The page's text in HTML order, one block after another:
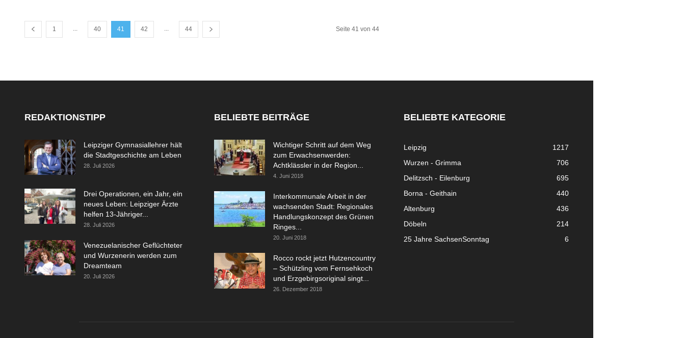
1 ... 40 41 42 ... 44 Seite 41 von 44
REDAKTIONSTIPP
Leipziger Gymnasiallehrer hält
die Stadtgeschichte am Leben
28. Juli 2026
Drei Operationen, ein Jahr, ein
neues Leben: Leipziger Ärzte
helfen 13-Jähriger...
28. Juli 2026
Venezuelanischer Geflüchteter
und Wurzenerin werden zum
Dreamteam
20. Juli 2026
BELIEBTE BEITRÄGE
Wichtiger Schritt auf dem Weg
zum Erwachsenwerden:
Achtklässler in der Region...
4. Juni 2018
Interkommunale Arbeit in der
wachsenden Stadt: Regionales
Handlungskonzept des Grünen
Ringes...
20. Juni 2018
Rocco rockt jetzt Hutzencountry
– Schützling vom Fernsehkoch
und Erzgebirgsoriginal singt...
26. Dezember 2018
BELIEBTE KATEGORIE
Leipzig
1217
Wurzen - Grimma
706
Delitzsch - Eilenburg
695
Borna - Geithain
440
Altenburg
436
Döbeln
214
25 Jahre SachsenSonntag
6